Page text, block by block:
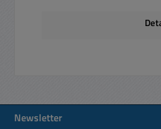
Newsletter